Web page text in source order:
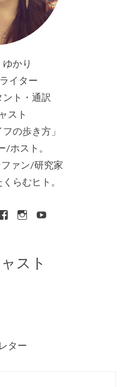
かり
イター
ト・通訳
スト
の歩き方」
/ホスト。
ァン/研究家
らむヒト。
スト
ター